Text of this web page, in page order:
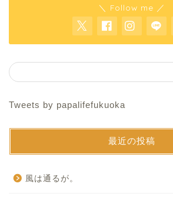
＼ Follow me ／
Tweets by papalifefukuoka
最近の投稿
風は通るが。